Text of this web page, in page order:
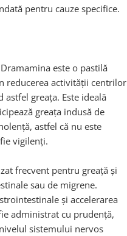
pentru cauze specifice.
este o pastilă
reducerea activității centrilor
greața. Este ideală
greața indusă de
astfel că nu este
vigilenți.
frecvent pentru greață și
sau de migrene.
și accelerarea
administrat cu prudență,
sistemului nervos